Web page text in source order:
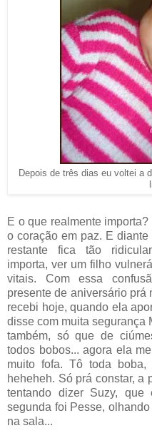
Depois de três dias eu voltei a
E o que realmente
o coração em paz. E
restante fica tão
importa, ver um filho
vitais. Com essa
presente de aniversário prá
recebi hoje, quando ela
disse com muita segurança
também, só que de
todos bobos... agora ela
muito fofa. Tô toda boba,
heheheh. Só prá constar, a
tentando dizer Suzy,
segunda foi Pesse,
na sala...